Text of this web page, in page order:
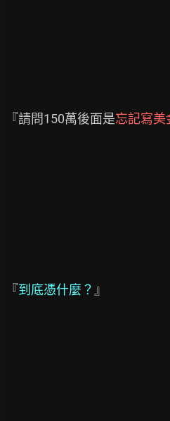
『請問150萬後面是忘記寫美
『到底憑什麼？ 』